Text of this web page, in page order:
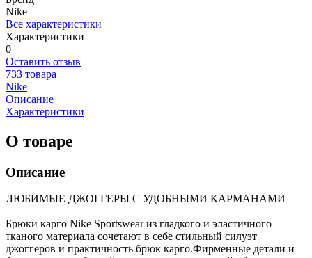
Nike
Все характеристики
Характеристики
0
Оставить отзыв
733 товара
Nike
Описание
Характеристики
О товаре
Описание
ЛЮБИМЫЕ ДЖОГГЕРЫ С УДОБНЫМИ КАРМАНАМИ
Брюки карго Nike Sportswear из гладкого и эластичного
тканого материала сочетают в себе стильный силуэт
джоггеров и практичность брюк карго.Фирменные детали и